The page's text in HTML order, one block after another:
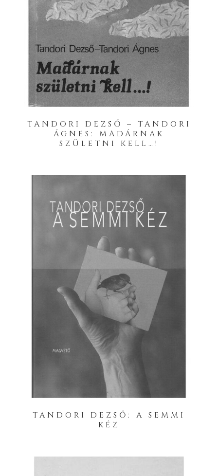
TANDORI DEZSŐ – TANDORI
ÁGNES: MADÁRNAK
SZÜLETNI KELL…!
TANDORI DEZSŐ: A SEMMI
KÉZ